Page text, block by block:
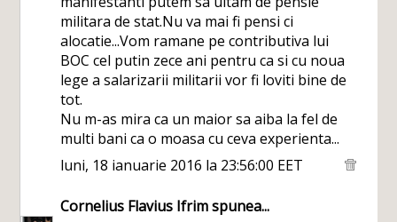
militara de stat.Nu va mai fi pensi ci
alocatie...Vom ramane pe contributiva lui
BOC cel putin zece ani pentru ca si cu noua
lege a salarizarii militarii vor fi loviti bine de
tot.
Nu m-as mira ca un maior sa aiba la fel de
multi bani ca o moasa cu ceva experienta...
luni, 18 ianuarie 2016 la 23:56:00 EET
Cornelius Flavius Ifrimspunea...